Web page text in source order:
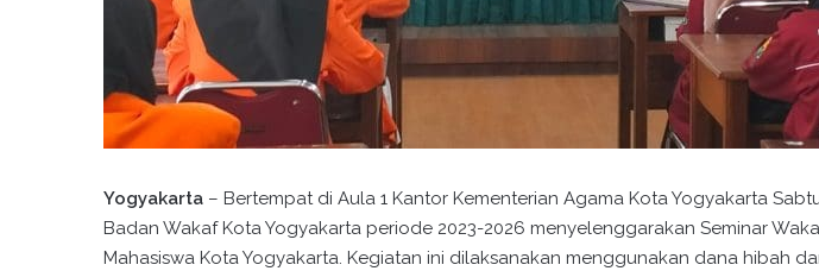
Yogyakarta – Bertempat di Aula 1 Kantor Kementerian Agama Kota Yogyakarta
Badan Wakaf Kota Yogyakarta periode 2023-2026 menyelenggarakan Seminar
Mahasiswa Kota Yogyakarta. Kegiatan ini dilaksanakan menggunakan dana hibah